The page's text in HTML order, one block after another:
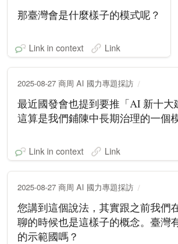
那臺灣會是什麼樣子的模式呢？
Link in context Link
2025-08-27 商周 AI 國力專題採訪
最近國發會也提到要推「AI 新十大
這算是我們鋪陳中長期治理的一個
Link in context Link
2025-08-27 商周 AI 國力專題採訪
您講到這個說法，其實跟之前我們
聊的時候也是這樣子的概念。臺灣
的示範國嗎？